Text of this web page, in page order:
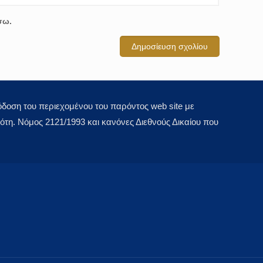
του περιεχομένου του παρόντος web site με
Νόμος 2121/1993 και κανόνες Διεθνούς Δικαίου που